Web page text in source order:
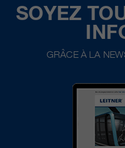
SOYEZ
GRÂCE À LA